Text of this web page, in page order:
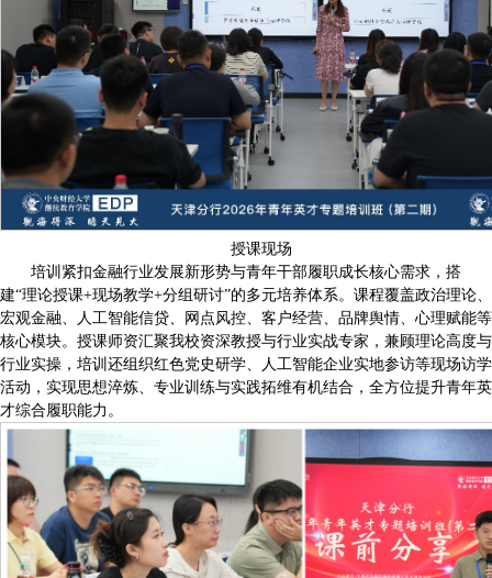
授课现场
培训紧扣金融行业发展新形势与青年干部履职成长核心需求，搭
建“理论授课+现场教学+分组研讨”的多元培养体系。课程覆盖政治理论、
宏观金融、人工智能信贷、网点风控、客户经营、品牌舆情、心理赋能等
核心模块。授课师资汇聚我校资深教授与行业实战专家，兼顾理论高度与
行业实操，培训还组织红色党史研学、人工智能企业实地参访等现场访学
活动，实现思想淬炼、专业训练与实践拓维有机结合，全方位提升青年英
才综合履职能力。